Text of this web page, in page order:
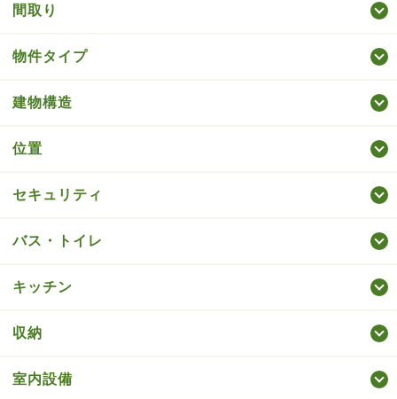
間取り
物件タイプ
建物構造
位置
セキュリティ
バス・トイレ
キッチン
収納
室内設備